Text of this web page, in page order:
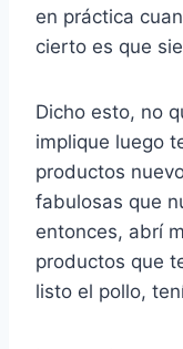
en práctica
cierto es que
Dicho esto, no
implique luego
productos
fabulosas que
entonces, abrí
productos que
listo el pollo,